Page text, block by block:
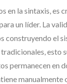
en la sintaxis, es
un líder. La
construyendo el
esto
permanecen en
manualmente